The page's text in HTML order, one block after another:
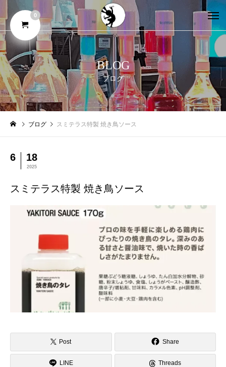
BLOG
ブログ
ブログ スミテラス特製 焼き鳥ソース
6 18
2025
スミテラス特製 焼き鳥ソース
Post Share
LINE Threads
0